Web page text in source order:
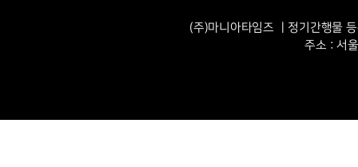
(주)마니아타임즈 ㅣ정기간행물
주소 : 서